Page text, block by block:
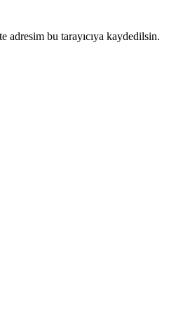
adresim bu tarayıcıya kaydedilsin.